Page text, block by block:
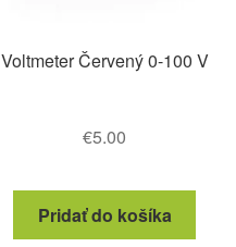
Voltmeter Červený 0-100 V
€5.00
Pridať do košíka